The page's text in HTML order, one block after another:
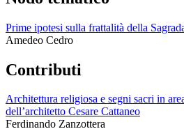
Prime ipotesi sulla frattalità della
Amedeo Cedro
Contributi
Architettura religiosa e segni sacri in
dell’architetto Cesare Cattaneo
Ferdinando Zanzottera